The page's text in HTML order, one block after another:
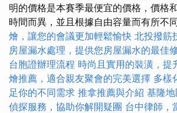
明的價格是本賽季最便宜的價格，價格
時間而異，並且根據自由容量而有所不
燴，讓您的會議更加輕鬆愉快 北投撥筋
房屋漏水處理，提供您房屋漏水的最佳
台胞證辦理流程 時尚且實用的裝潢，提
燴推薦，適合親友聚會的完美選擇 多樣
足你的不同需求 推拿推薦與介紹 基隆
偵探服務，協助你解開疑團 台中律師，